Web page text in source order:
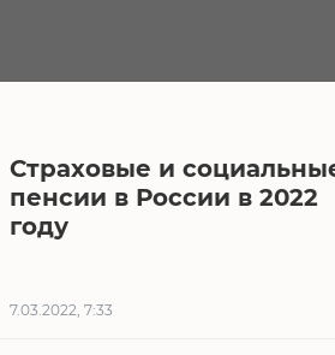
Страховые и
пенсии в России в 2022
году
7.03.2022, 7:33